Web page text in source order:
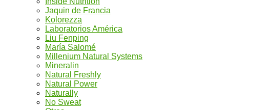
Jaquin de Francia
Kolorezza
Laboratorios América
Liu Fenping
María Salomé
Millenium Natural Systems
Mineralin
Natural Freshly
Natural Power
Naturally
No Sweat